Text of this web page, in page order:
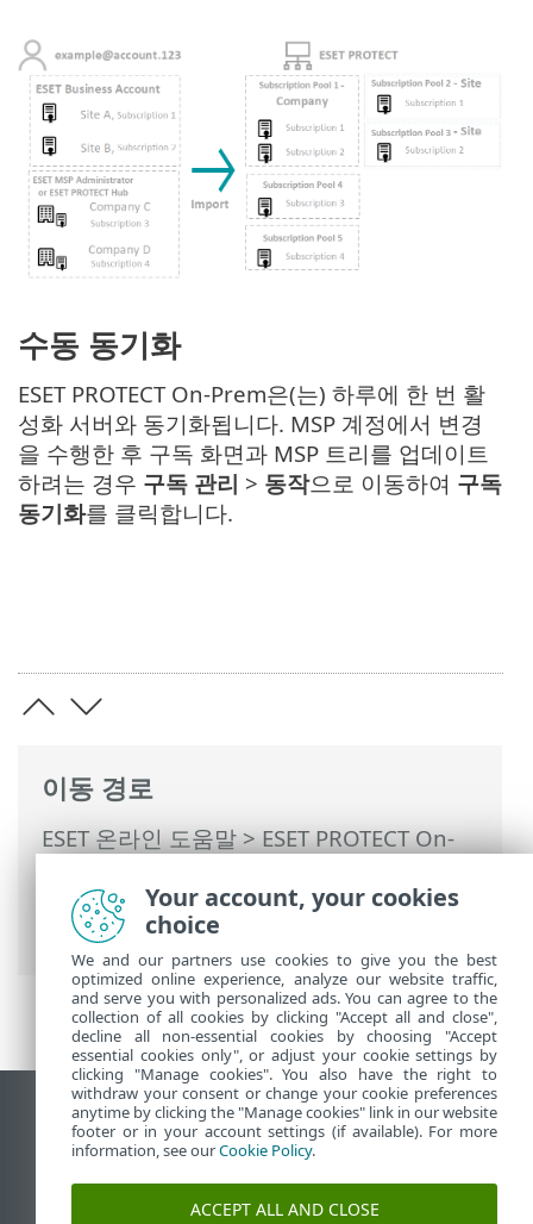
이동 경로
ESET 온라인 도움말>ESET PROTECT On-
리되는 서비스 공급자용 ESET PROTECT On-
Prem> MSP 구독
수동 동기화
ESET PROTECT On-Prem은(는) 하루에 한 번 활
성화 서버와 동기화됩니다. MSP 계정에서 변경
을 수행한 후 구독 화면과 MSP 트리를 업데이트
하려는 경우 구독 관리 > 동작으로 이동하여 구독
동기화를 클릭합니다.
데스크톱 사이트 보기
End of Life
ESET 지식 베이스
Your account, your cookies
choice
We and our partners use cookies to give you the best
optimized online experience, analyze our website traffic,
and serve you with personalized ads. You can agree to the
collection of all cookies by clicking "Accept all and close",
decline all non-essential cookies by choosing "Accept
essential cookies only", or adjust your cookie settings by
clicking "Manage cookies". You also have the right to
withdraw your consent or change your cookie preferences
anytime by clicking the "Manage cookies" link in our website
footer or in your account settings (if available). For more
information, see ourCookie Policy.
ACCEPT ALL AND CLOSE